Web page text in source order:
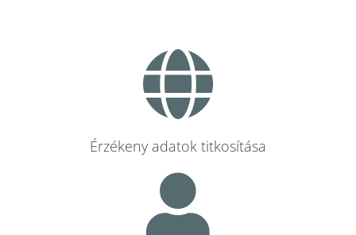
Érzékeny adatok titkosítása